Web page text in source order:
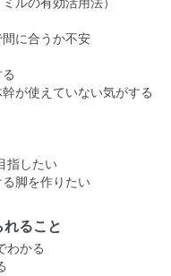
に合うか不安
が使えていない気がする
指したい
脚を作りたい
ること
わかる